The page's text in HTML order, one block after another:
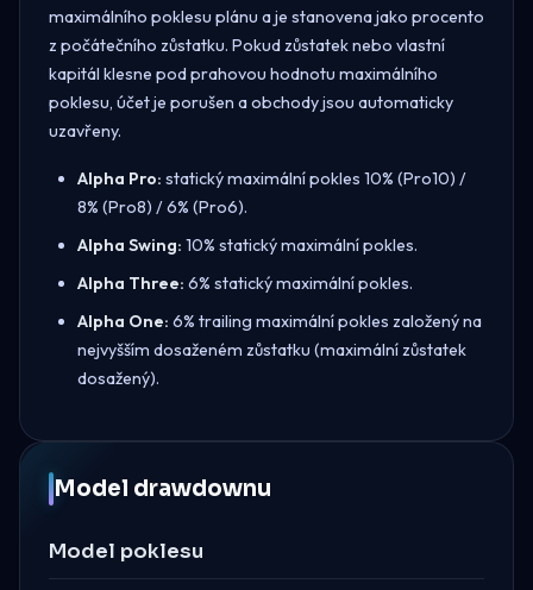
maximálního poklesu plánu a je stanovena jako procento
z počátečního zůstatku. Pokud zůstatek nebo vlastní
kapitál klesne pod prahovou hodnotu maximálního
poklesu, účet je porušen a obchody jsou automaticky
uzavřeny.
Alpha Pro: statický maximální pokles 10% (Pro10) /
8% (Pro8) / 6% (Pro6).
Alpha Swing: 10% statický maximální pokles.
Alpha Three: 6% statický maximální pokles.
Alpha One: 6% trailing maximální pokles založený na
nejvyšším dosaženém zůstatku (maximální zůstatek
dosažený).
Model drawdownu
Model poklesu